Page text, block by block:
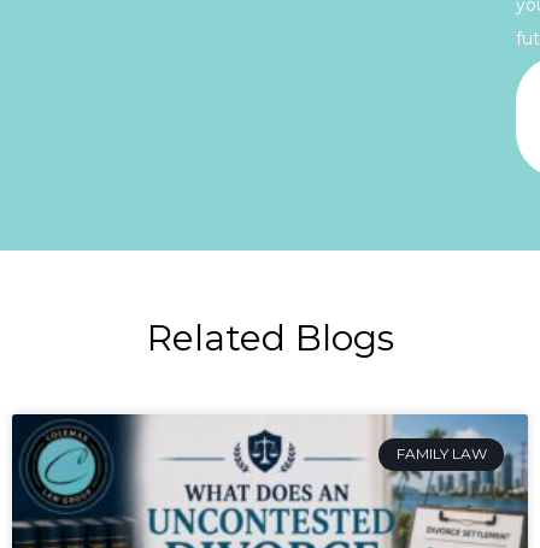
Related Blogs
FAMILY LAW